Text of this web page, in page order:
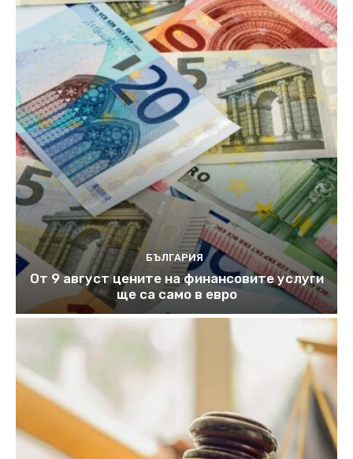
БЪЛГАРИЯ
От 9 август цените на финансовите услуги
ще са само в евро